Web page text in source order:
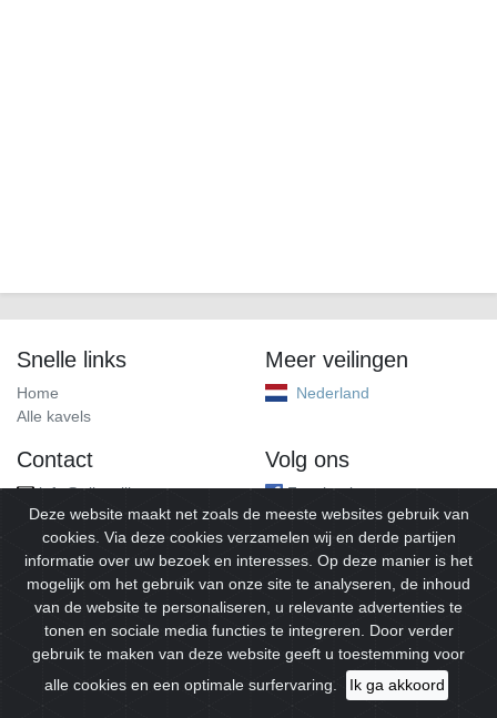
Snelle links
Home
Alle kavels
Meer veilingen
Nederland
Contact
info@alleveilingen.net
Volg ons
Facebook
© 2026Alleveilingen.Alle rechten voorbehouden.
Deze website maakt net zoals de meeste websites gebruik van
cookies. Via deze cookies verzamelen wij en derde partijen
informatie over uw bezoek en interesses. Op deze manier is het
mogelijk om het gebruik van onze site te analyseren, de inhoud
van de website te personaliseren, u relevante advertenties te
tonen en sociale media functies te integreren. Door verder
gebruik te maken van deze website geeft u toestemming voor
alle cookies en een optimale surfervaring.
Ik ga akkoord